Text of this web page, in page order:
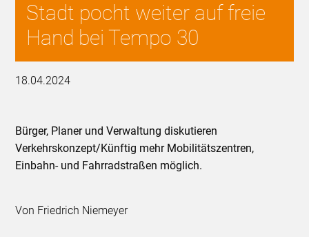
Stadt pocht weiter auf freie
Hand bei Tempo 30
18.04.2024
Bürger, Planer und Verwaltung diskutieren
Verkehrskonzept/Künftig mehr Mobilitätszentren,
Einbahn- und Fahrradstraßen möglich.
Von Friedrich Niemeyer